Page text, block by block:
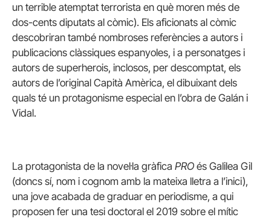
un terrible atemptat terrorista en què moren més de
dos-cents diputats al còmic). Els aficionats al còmic
descobriran també nombroses referències a autors i
publicacions clàssiques espanyoles, i a personatges i
autors de superherois, inclosos, per descomptat, els
autors de l’original Capità Amèrica, el dibuixant dels
quals té un protagonisme especial en l’obra de Galán i
Vidal.
La protagonista de la novel·la gràfica PRO és Galilea Gil
(doncs sí, nom i cognom amb la mateixa lletra a l’inici),
una jove acabada de graduar en periodisme, a qui
proposen fer una tesi doctoral el 2019 sobre el mític